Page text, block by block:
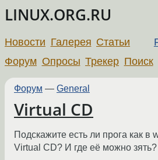
LINUX.ORG.RU
Новости Галерея Статьи
Форум Опросы Трекер Поиск
Форум — General
Virtual CD
Подскажите есть ли прога как в
Virtual CD? И где её можно зять?